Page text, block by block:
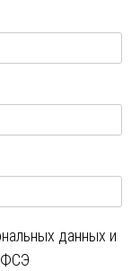
данных и
ФСЭ